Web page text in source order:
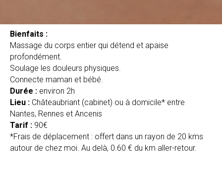
Bienfaits :
Massage du corps entier qui détend et apaise
profondément.
Soulage les douleurs physiques.
Connecte maman et bébé.
Durée : environ 2h
Lieu : Châteaubriant (cabinet) ou à domicile* entre
Nantes, Rennes et Ancenis
Tarif : 90€
*Frais de déplacement : offert dans un rayon de 20 kms
autour de chez moi. Au delà, 0.60 € du km aller-retour.